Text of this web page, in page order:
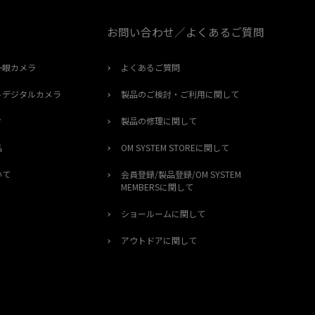
カメラ
ジタルカメラ
お問い合わせ／よくあるご質問
よくあるご質問
製品のご検討・ご利用に関して
製品の修理に関して
OM SYSTEM STOREに関して
会員登録/製品登録/OM SYSTEM
MEMBERSに関して
ショールームに関して
アウトドアに関して